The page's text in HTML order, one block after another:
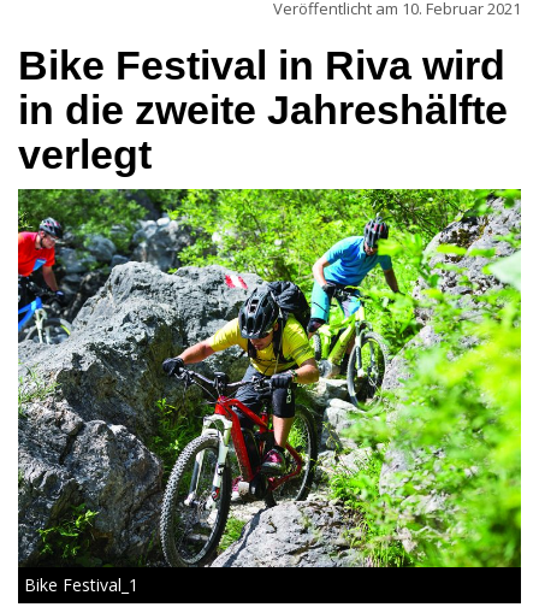
Veröffentlicht am 10. Februar 2021
Bike Festival in Riva wird
in die zweite Jahreshälfte
verlegt
Bike Festival_1